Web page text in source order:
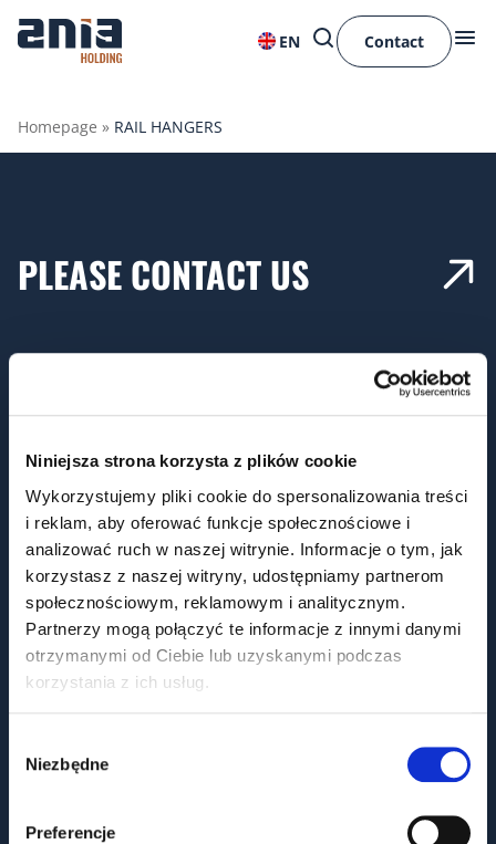
Niniejsza strona korzysta z plików cookie
Wykorzystujemy pliki cookie do spersonalizowania treści
i reklam, aby oferować funkcje społecznościowe i
analizować ruch w naszej witrynie. Informacje o tym, jak
korzystasz z naszej witryny, udostępniamy partnerom
społecznościowym, reklamowym i analitycznym.
Partnerzy mogą połączyć te informacje z innymi danymi
otrzymanymi od Ciebie lub uzyskanymi podczas
korzystania z ich usług.
zgody
Niezbędne
Preferencje
EN Contact
Homepage » RAIL HANGERS
PLEASE CONTACT US
OFERTA DLA BIZNESU
Distribution
Production